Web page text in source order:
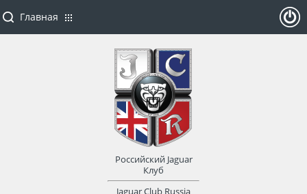
Главная
Российский Jaguar
Клуб
Jaguar Club Russia